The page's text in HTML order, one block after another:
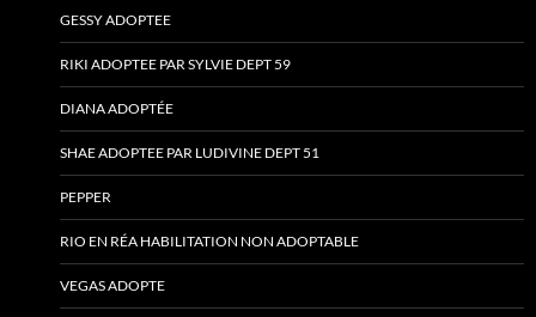
GESSY ADOPTEE
RIKI ADOPTEE PAR SYLVIE DEPT 59
DIANA ADOPTÉE
SHAE ADOPTEE PAR LUDIVINE DEPT 51
PEPPER
RIO EN RÉA HABILITATION NON ADOPTABLE
VEGAS ADOPTE